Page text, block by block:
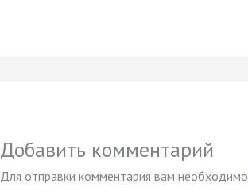
Добавить комментарий
Для отправки комментария вам необходимо